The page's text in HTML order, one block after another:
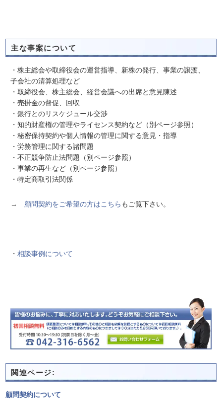
主な事案について
・株主総会や取締役会の運営指導、新株の発行、事業の譲渡、
子会社の清算処理など
・取締役会、株主総会、経営会議への出席と意見陳述
・売掛金の督促、回収
・銀行とのリスケジュール交渉
・知的財産権の管理やライセンス契約など（別ページ参照）
・秘密保持契約や個人情報の管理に関する意見・指導
・労務管理に関する諸問題
・不正競争防止法問題（別ページ参照）
・事業の再生など（別ページ参照）
・特定商取引法関係
→ 顧問契約をご希望の方はこちら もご覧下さい。
・相談事例について
関連ページ:
顧問契約について